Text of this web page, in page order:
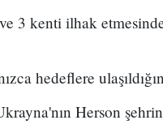
3 kenti ilhak
hedeflere
Herson